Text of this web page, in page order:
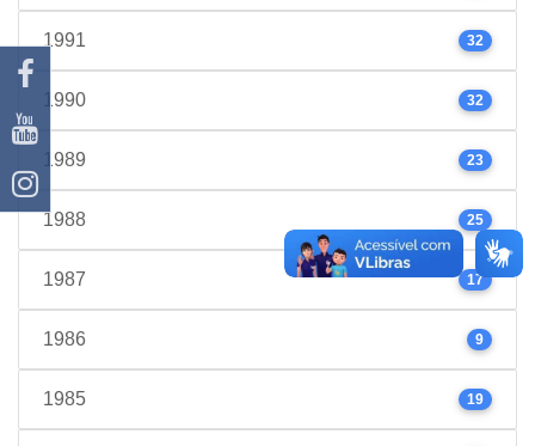
1991 32
1990 32
1989 23
1988 25
1987 17
1986 9
1985 19